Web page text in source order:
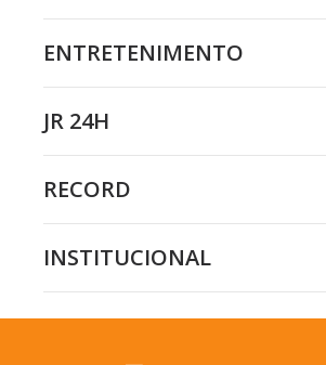
ENTRETENIMENTO
JR 24H
RECORD
INSTITUCIONAL